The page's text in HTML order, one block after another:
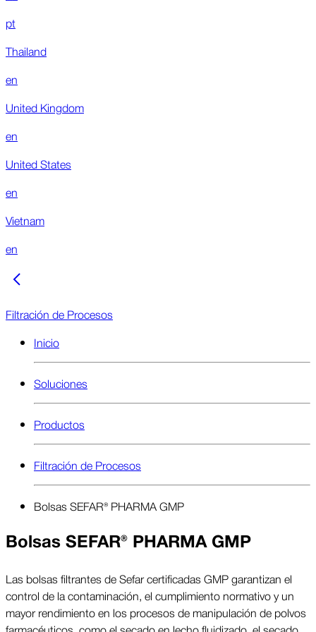
pt
Thailand
en
United Kingdom
en
United States
en
Vietnam
en
Filtración de Procesos
Inicio
Soluciones
Productos
Filtración de Procesos
Bolsas SEFAR® PHARMA GMP
Bolsas SEFAR® PHARMA GMP
Las bolsas filtrantes de Sefar certificadas GMP garantizan el
control de la contaminación, el cumplimiento normativo y un
mayor rendimiento en los procesos de manipulación de polvos